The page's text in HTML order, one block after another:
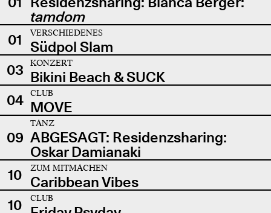
tamdom
01
VERSCHIEDENES
Südpol Slam
03
KONZERT
Bikini Beach & SUCK
04
CLUB
MOVE
09
TANZ
ABGESAGT: Residenzsharing:
Oskar Damianaki
10
ZUM MITMACHEN
Caribbean Vibes
10
CLUB